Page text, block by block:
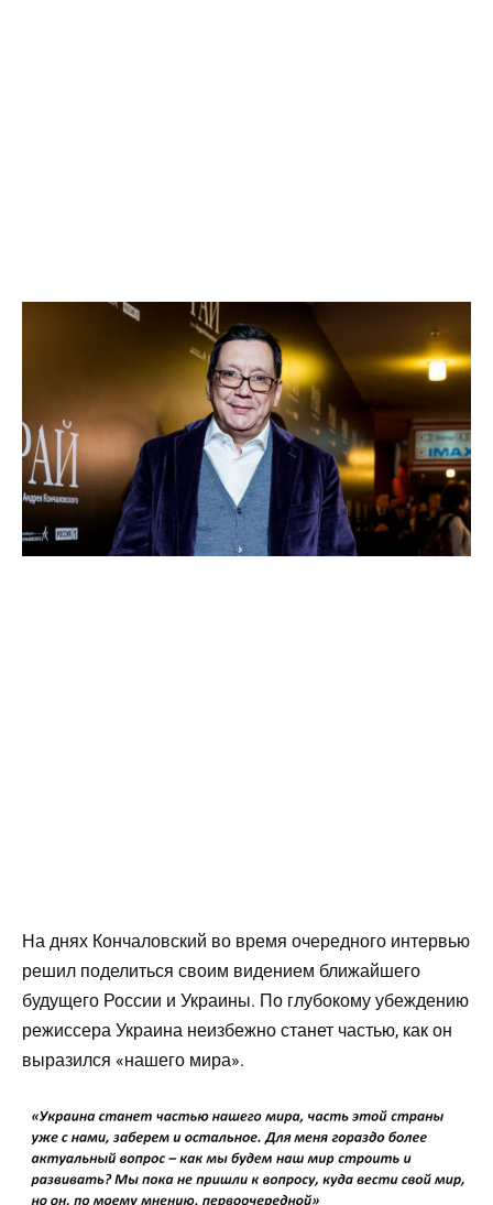
На днях Кончаловский во время очередного интервью
решил поделиться своим видением ближайшего
будущего России и Украины. По глубокому убеждению
режиссера Украина неизбежно станет частью, как он
выразился «нашего мира».